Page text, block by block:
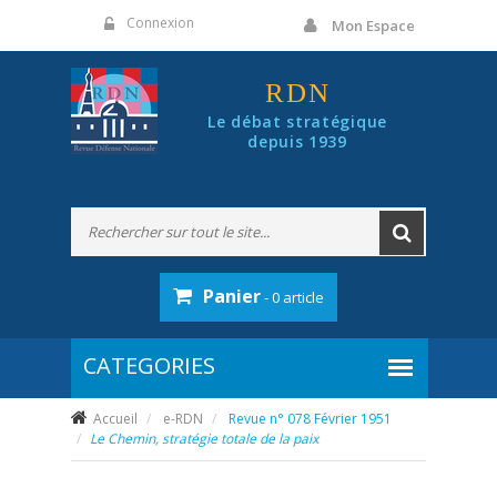
Connexion Mon Espace
RDN
Le débat stratégique
depuis 1939
Panier- 0 article
Accueil e-RDN
Revue n° 078 Février 1951
Le Chemin, stratégie totale de la paix